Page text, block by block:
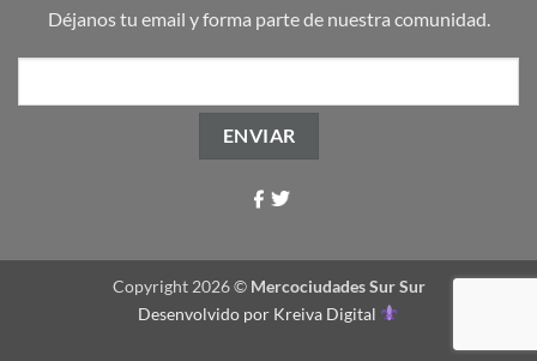
Déjanos tu email y forma parte de nuestra comunidad.
Copyright 2026 © Mercociudades Sur Sur
Desenvolvido por Kreiva Digital